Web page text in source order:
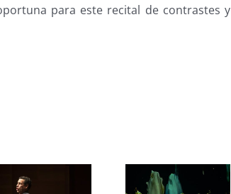
para este recital de contrastes y